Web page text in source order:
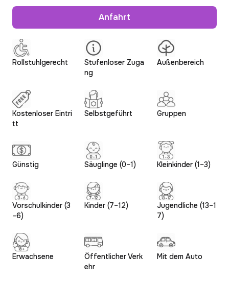
Rollstuhlgerecht
Stufenloser Zuga
ng
Außenbereich
Kostenloser Eintri
tt
Selbstgeführt Gruppen
Günstig Säuglinge (0–1) Kleinkinder (1–3)
Vorschulkinder (3
–6)
Kinder (7–12)
Jugendliche (13–1
7)
Erwachsene
Öffentlicher Verk
ehr
Mit dem Auto
Anfahrt